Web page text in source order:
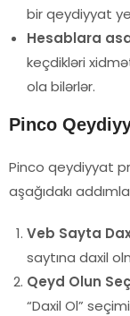
bir qeydiyyat
Hesablara
keçdikləri
ola bilərlər.
Pinco
Pinco qeydiyyat
aşağıdakı
Veb Sayta
saytına daxil
Qeyd Olun
“Daxil Ol”